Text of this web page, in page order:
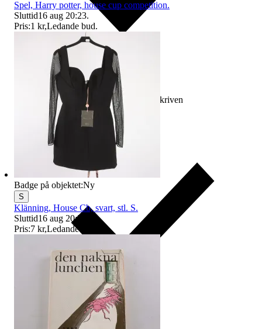
Ersättning om varan inte är som beskriven
Spel, Harry potter, house cup competition.
Sluttid16 aug 20:23.
Pris:1 kr,Ledande bud.
Badge på objektet:Ny
S
Klänning, House Cb, svart, stl. S.
Sluttid16 aug 20:21
Pris:7 kr,Ledande bud